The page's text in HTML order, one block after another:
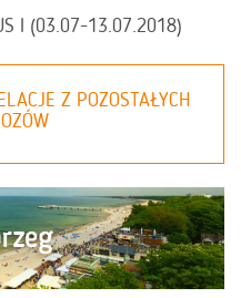
I (03.07-13.07.2018)
Z POZOSTAŁYCH